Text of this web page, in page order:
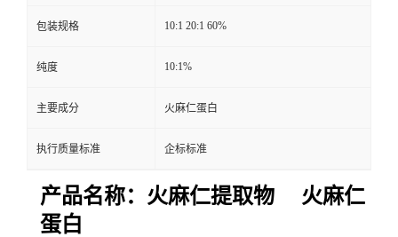
包装规格 10:1 20:1 60%
纯度 10:1%
主要成分 火麻仁蛋白
执行质量标准 企标标准
产品名称： 火麻仁提取物 火麻仁
蛋白